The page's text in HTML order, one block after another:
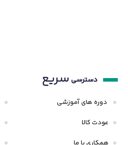
دسترسی سریع
دوره های آموزشی
عودت کالا
همکاری با ما